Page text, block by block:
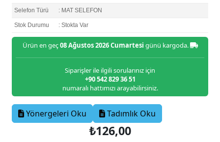
Selefon Türü : MAT SELEFON
Stok Durumu : Stokta Var
Ürün en geç08 Ağustos 2026 Cumartesi günü kargoda.
Siparişler ile ilgili sorularınız için
+90 542 829 36 51
numaralı hattımızı arayabilirsiniz.
Yönergeleri Oku Tadımlık Oku
₺126,00